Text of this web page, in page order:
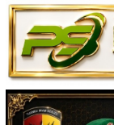
Loncat
ke
konten